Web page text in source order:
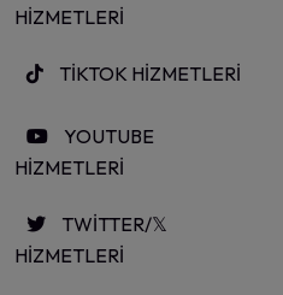
HİZMETLERİ
TİKTOK HİZMETLERİ
YOUTUBE
HİZMETLERİ
TWİTTER/𝕏
HİZMETLERİ